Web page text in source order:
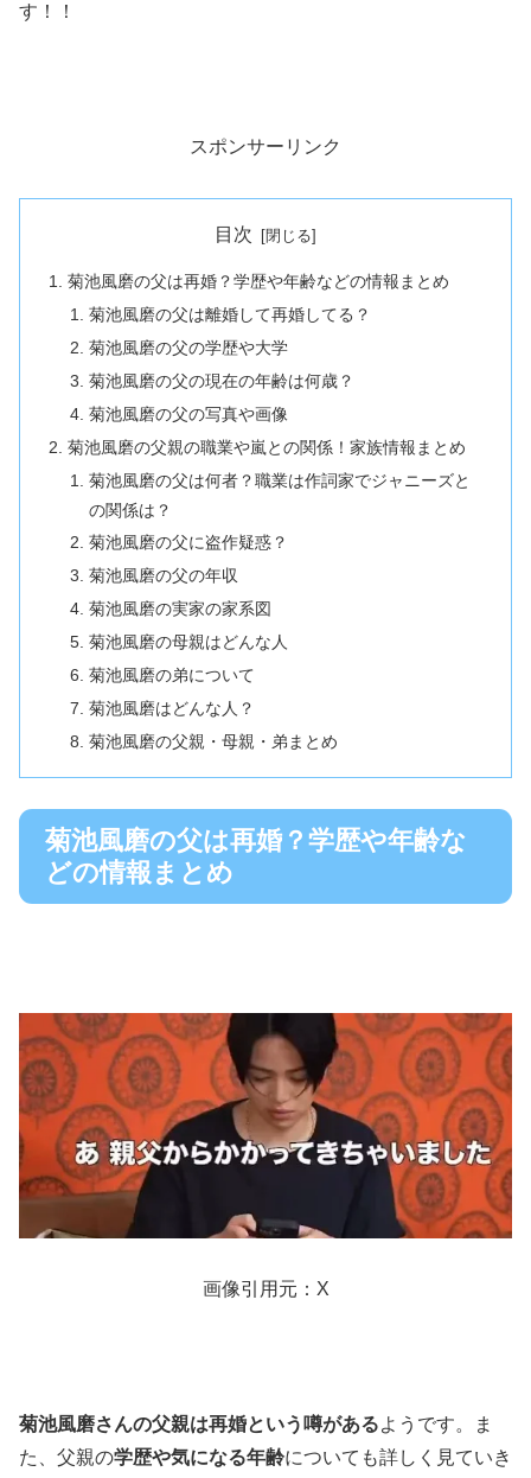
す！！
スポンサーリンク
目次
菊池風磨の父は再婚？学歴や年齢などの情報まとめ
菊池風磨の父は離婚して再婚してる？
菊池風磨の父の学歴や大学
菊池風磨の父の現在の年齢は何歳？
菊池風磨の父の写真や画像
菊池風磨の父親の職業や嵐との関係！家族情報まとめ
菊池風磨の父は何者？職業は作詞家でジャニーズと
の関係は？
菊池風磨の父に盗作疑惑？
菊池風磨の父の年収
菊池風磨の実家の家系図
菊池風磨の母親はどんな人
菊池風磨の弟について
菊池風磨はどんな人？
菊池風磨の父親・母親・弟まとめ
菊池風磨の父は再婚？学歴や年齢な
どの情報まとめ
画像引用元：X
菊池風磨さんの父親は再婚という噂があるようです。ま
た、父親の学歴や気になる年齢についても詳しく見ていき